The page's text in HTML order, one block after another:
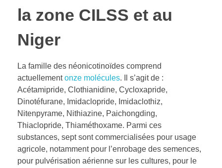
la zone CILSS et au
Niger
La famille des néonicotinoïdes comprend
actuellementonze molécules. Il s’agit de :
Acétamipride, Clothianidine, Cycloxapride,
Dinotéfurane, Imidaclopride, Imidaclothiz,
Nitenpyrame, Nithiazine, Paichongding,
Thiaclopride, Thiaméthoxame. Parmi ces
substances, sept sont commercialisées pour usage
agricole, notamment pour l’enrobage des semences,
pour pulvérisation aérienne sur les cultures, pour le